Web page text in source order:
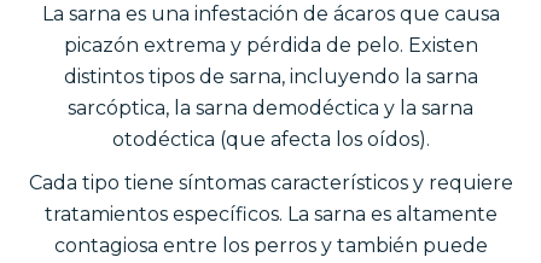
La sarna es una infestación de ácaros que causa
picazón extrema y pérdida de pelo. Existen
distintos tipos de sarna, incluyendo la sarna
sarcóptica, la sarna demodéctica y la sarna
otodéctica (que afecta los oídos).
Cada tipo tiene síntomas característicos y requiere
tratamientos específicos. La sarna es altamente
contagiosa entre los perros y también puede